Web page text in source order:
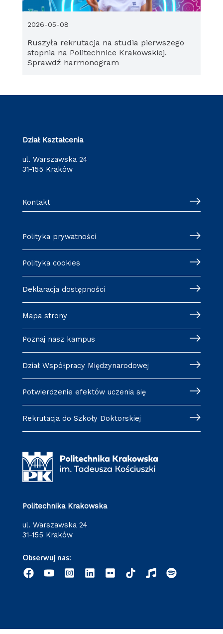
Ruszyła rekrutacja na studia pierwszego
stopnia na Politechnice Krakowskiej.
Sprawdź harmonogram
2026-05-08
Dział Kształcenia
ul. Warszawska 24
31-155 Kraków
Kontakt
Polityka prywatności
Polityka cookies
Deklaracja dostępności
Mapa strony
Poznaj nasz kampus
Dział Współpracy Międzynarodowej
Potwierdzenie efektów uczenia się
Rekrutacja do Szkoły Doktorskiej
Politechnika Krakowska
ul. Warszawska 24
31-155 Kraków
Obserwuj nas: